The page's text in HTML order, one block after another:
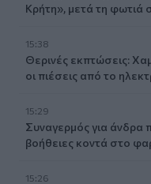
Κρήτη», μετά τη φωτιά
15:38
Θερινές εκπτώσεις:
οι πιέσεις από το
15:29
Συναγερμός για άνδρα
βοήθειες κοντά στο
15:26